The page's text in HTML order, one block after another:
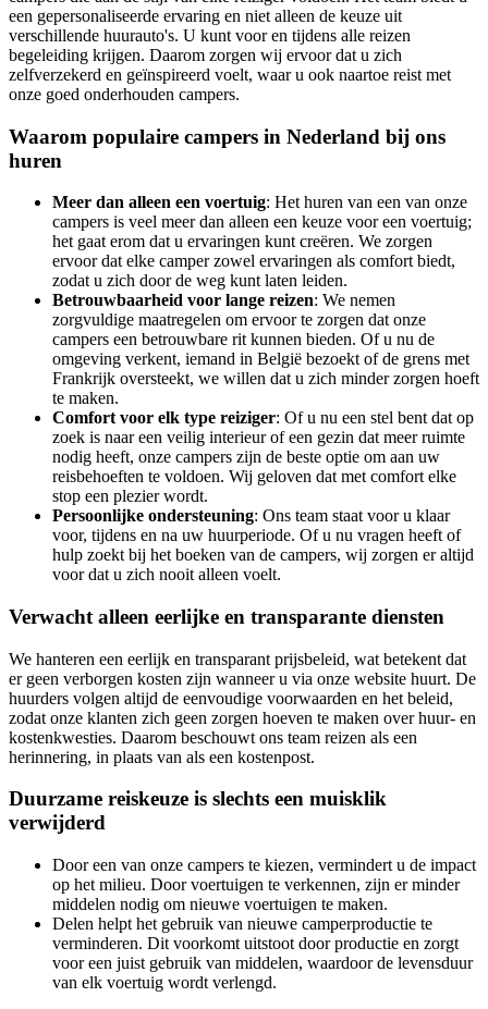
een gepersonaliseerde ervaring en niet alleen de keuze uit
verschillende huurauto's. U kunt voor en tijdens alle reizen
begeleiding krijgen. Daarom zorgen wij ervoor dat u zich
zelfverzekerd en geïnspireerd voelt, waar u ook naartoe reist met
onze goed onderhouden campers.
Waarom populaire campers in Nederland bij ons
huren
Meer dan alleen een voertuig: Het huren van een van onze
campers is veel meer dan alleen een keuze voor een voertuig;
het gaat erom dat u ervaringen kunt creëren. We zorgen
ervoor dat elke camper zowel ervaringen als comfort biedt,
zodat u zich door de weg kunt laten leiden.
Betrouwbaarheid voor lange reizen: We nemen
zorgvuldige maatregelen om ervoor te zorgen dat onze
campers een betrouwbare rit kunnen bieden. Of u nu de
omgeving verkent, iemand in België bezoekt of de grens met
Frankrijk oversteekt, we willen dat u zich minder zorgen hoeft
te maken.
Comfort voor elk type reiziger: Of u nu een stel bent dat op
zoek is naar een veilig interieur of een gezin dat meer ruimte
nodig heeft, onze campers zijn de beste optie om aan uw
reisbehoeften te voldoen. Wij geloven dat met comfort elke
stop een plezier wordt.
Persoonlijke ondersteuning: Ons team staat voor u klaar
voor, tijdens en na uw huurperiode. Of u nu vragen heeft of
hulp zoekt bij het boeken van de campers, wij zorgen er altijd
voor dat u zich nooit alleen voelt.
Verwacht alleen eerlijke en transparante diensten
We hanteren een eerlijk en transparant prijsbeleid, wat betekent dat
er geen verborgen kosten zijn wanneer u via onze website huurt. De
huurders volgen altijd de eenvoudige voorwaarden en het beleid,
zodat onze klanten zich geen zorgen hoeven te maken over huur- en
kostenkwesties. Daarom beschouwt ons team reizen als een
herinnering, in plaats van als een kostenpost.
Duurzame reiskeuze is slechts een muisklik
verwijderd
Door een van onze campers te kiezen, vermindert u de impact
op het milieu. Door voertuigen te verkennen, zijn er minder
middelen nodig om nieuwe voertuigen te maken.
Delen helpt het gebruik van nieuwe camperproductie te
verminderen. Dit voorkomt uitstoot door productie en zorgt
voor een juist gebruik van middelen, waardoor de levensduur
van elk voertuig wordt verlengd.